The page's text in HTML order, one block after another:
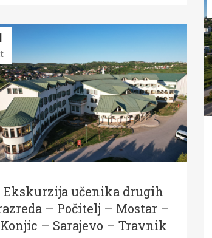
Ekskurzija učenika drugih
– Počitelj – Mostar –
Konjic – Sarajevo – Travnik